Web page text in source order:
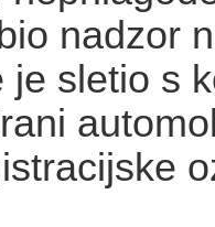
nadzor
je sletio s